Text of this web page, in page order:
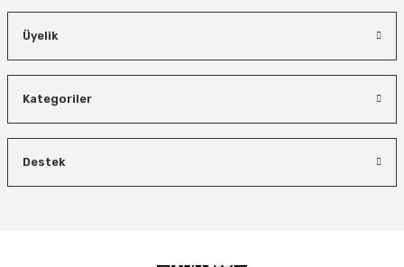
İzeltaş 14000 00 5134 Altı Köşe Lokma Anahtar Takımı 3/8” 24 Parça
Ücretsiz Nakliye
Bosch Ölçme
Bosch El Aletleri
450,00 TL
Üyelik
Kategoriler
Destek